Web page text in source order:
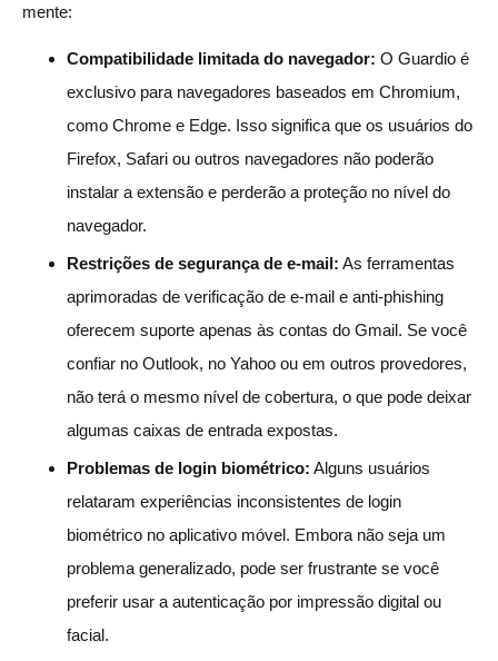
mente:
Compatibilidade limitada do navegador: O Guardio é
exclusivo para navegadores baseados em Chromium,
como Chrome e Edge. Isso significa que os usuários do
Firefox, Safari ou outros navegadores não poderão
instalar a extensão e perderão a proteção no nível do
navegador.
Restrições de segurança de e-mail: As ferramentas
aprimoradas de verificação de e-mail e anti-phishing
oferecem suporte apenas às contas do Gmail. Se você
confiar no Outlook, no Yahoo ou em outros provedores,
não terá o mesmo nível de cobertura, o que pode deixar
algumas caixas de entrada expostas.
Problemas de login biométrico: Alguns usuários
relataram experiências inconsistentes de login
biométrico no aplicativo móvel. Embora não seja um
problema generalizado, pode ser frustrante se você
preferir usar a autenticação por impressão digital ou
facial.